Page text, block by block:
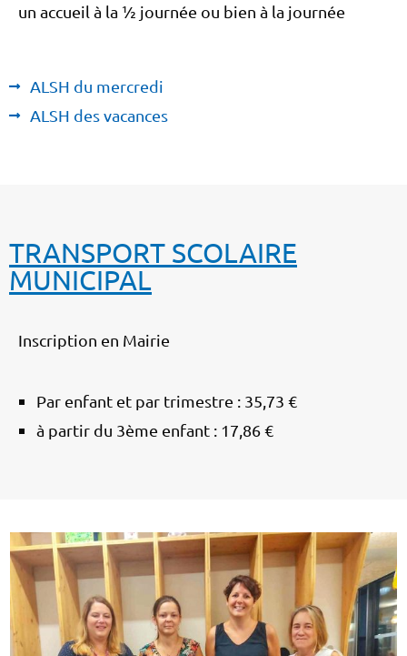
un accueil à la ½ journée ou bien à la journée
ALSH du mercredi
ALSH des vacances
TRANSPORT SCOLAIRE
MUNICIPAL
Inscription en Mairie
Par enfant et par trimestre : 35,73 €
à partir du 3ème enfant : 17,86 €